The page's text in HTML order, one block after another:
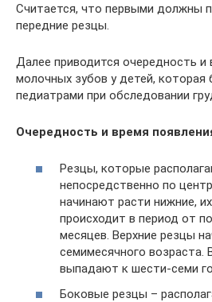
Считается, что первыми должны
передние резцы.
Далее приводится очередность и
молочных зубов у детей, которая
педиатрами при обследовании
Очередность и время
Резцы, которые
непосредственно по
начинают расти нижние,
происходит в период от
месяцев. Верхние резцы
семимесячного возраста.
выпадают к шести-семи
Боковые резцы –